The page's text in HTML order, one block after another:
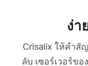
ง่า
Crisalix ให้คำสั
ลับ เซอร์เวอร์ข